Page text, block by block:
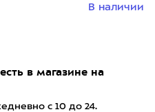
в магазине на
с 10 до 24.
В наличии